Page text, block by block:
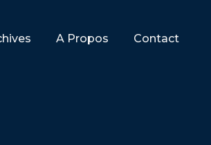
A Propos Contact